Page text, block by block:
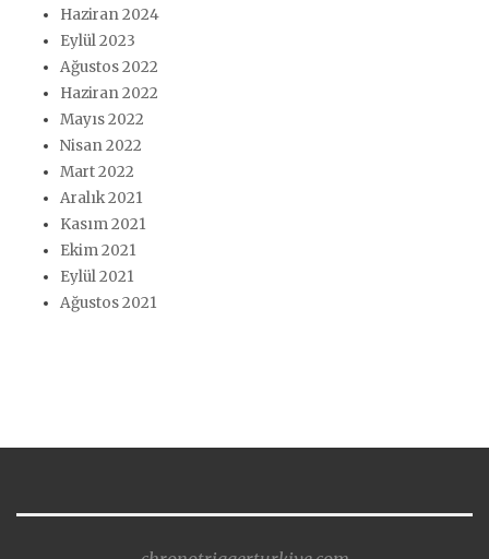
Haziran 2024
Eylül 2023
Ağustos 2022
Haziran 2022
Mayıs 2022
Nisan 2022
Mart 2022
Aralık 2021
Kasım 2021
Ekim 2021
Eylül 2021
Ağustos 2021